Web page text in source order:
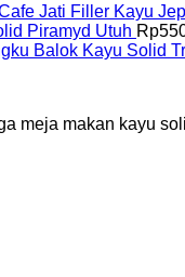
Jati Filler Kayu
Piramyd Utuh Rp
Balok Kayu Solid
meja makan kayu